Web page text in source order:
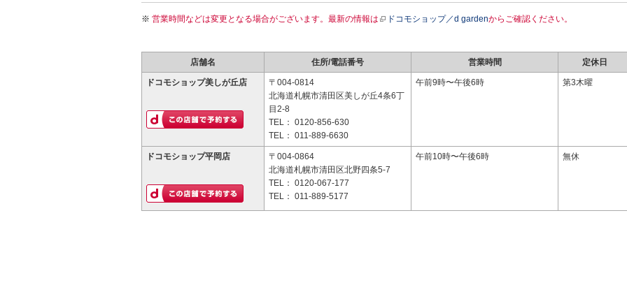
営業時間などは変更となる場合がございます。最新の情報は ドコモショップ／d gardenからご確認ください。
店舗名 住所/電話番号 営業時間 定休日
ドコモショップ美しが丘店
〒004-0814
北海道札幌市清田区美しが丘4条6丁
目2-8
TEL： 0120-856-630
TEL： 011-889-6630
午前9時〜午後6時 第3木曜
ドコモショップ平岡店
〒004-0864
北海道札幌市清田区北野四条5-7
TEL： 0120-067-177
TEL： 011-889-5177
午前10時〜午後6時 無休